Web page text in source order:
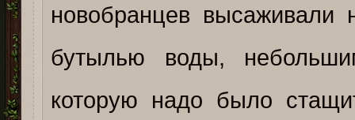
новобранцев
бутылью воды,
которую надо было